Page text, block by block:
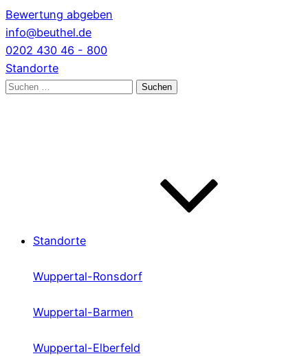
Bewertung abgeben
info@beuthel.de
0202 430 46 - 800
Standorte
Suchen
Standorte
Wuppertal-Ronsdorf
Wuppertal-Barmen
Wuppertal-Elberfeld